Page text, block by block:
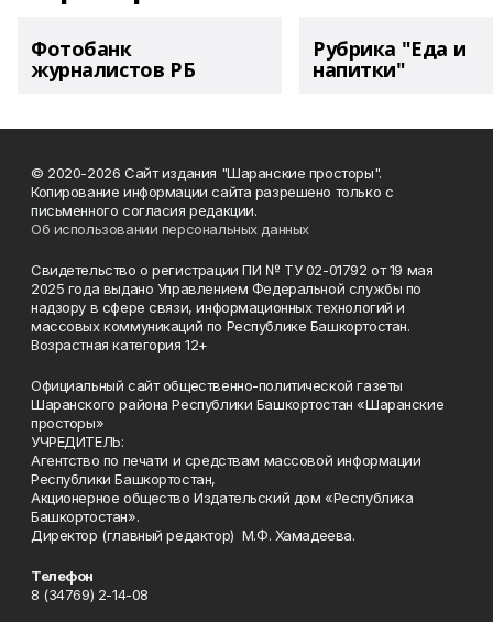
Фотобанк
журналистов РБ
Рубрика "Еда и
напитки"
© 2020-2026 Сайт издания "Шаранские просторы".
Копирование информации сайта разрешено только с
письменного согласия редакции.
Об использовании персональных данных
Свидетельство о регистрации ПИ № ТУ 02-01792 от 19 мая
2025 года выдано Управлением Федеральной службы по
надзору в сфере связи, информационных технологий и
массовых коммуникаций по Республике Башкортостан.
Возрастная категория 12+
Официальный сайт общественно-политической газеты
Шаранского района Республики Башкортостан «Шаранские
просторы»
УЧРЕДИТЕЛЬ:
Агентство по печати и средствам массовой информации
Республики Башкортостан,
Акционерное общество Издательский дом «Республика
Башкортостан».
Директор (главный редактор) М.Ф. Хамадеева.
Телефон
8 (34769) 2-14-08